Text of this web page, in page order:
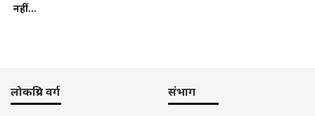
नहीं...
लोकप्रिय वर्ग संभाग